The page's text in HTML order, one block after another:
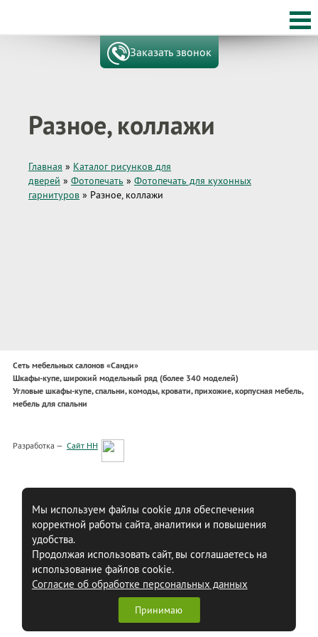
Заказать звонок
Разное, коллажи
Главная » Каталог рисунков для
дверей » Фотопечать » Фотопечать для кухонных
гарнитуров » Разное, коллажи
Сеть мебельных салонов «Санди»
Шкафы-купе, широкий модельный ряд (более 340 моделей)
Угловые шкафы-купе, спальни, комоды, кровати, прихожие, корпусная мебель,
мебель для спальни
Разработка — Сайт НН
Мы используем файлы cookie для обеспечения
корректной работы сайта, аналитики и повышения
удобства.
Продолжая использовать сайт, вы соглашаетесь на
использование файлов cookie.
Согласие об обработке персональных данных
Принимаю